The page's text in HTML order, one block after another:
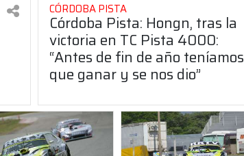
CÓRDOBA PISTA
Córdoba Pista: Hongn, tras la
victoria en TC Pista 4000:
“Antes de fin de año teníamos
que ganar y se nos dio”